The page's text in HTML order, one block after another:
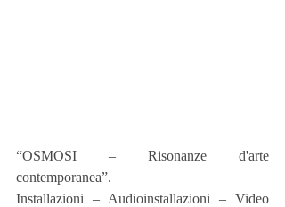
“OSMOSI – Risonanze d'arte
contemporanea”.
Installazioni – Audioinstallazioni – Video